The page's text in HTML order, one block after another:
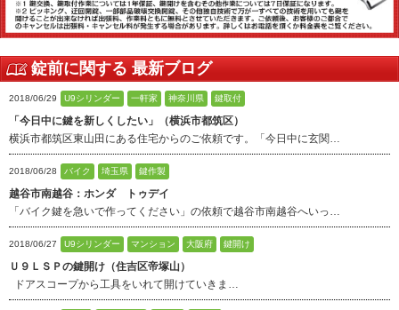
錠前に関する 最新ブログ
2018/06/29 U9シリンダー 一軒家 神奈川県 鍵取付
「今日中に鍵を新しくしたい」（横浜市都筑区）
横浜市都筑区東山田にある住宅からのご依頼です。「今日中に玄関…
2018/06/28 バイク 埼玉県 鍵作製
越谷市南越谷：ホンダ トゥデイ
「バイク鍵を急いで作ってください」の依頼で越谷市南越谷へいっ…
2018/06/27 U9シリンダー マンション 大阪府 鍵開け
Ｕ９ＬＳＰの鍵開け（住吉区帝塚山）
ドアスコープから工具をいれて開けていきま…